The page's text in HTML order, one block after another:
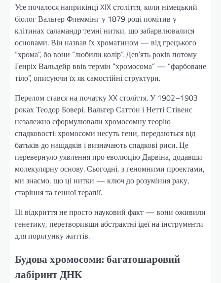
Усе почалося наприкінці XIX століття, коли німецький
біолог Вальтер Флеммінг у 1879 році помітив у
клітинах саламандр темні нитки, що забарвлювалися
основами. Він назвав їх хроматином — від грецького
“хрома”, бо вони “любили колір”. Дев’ять років потому
Генріх Вальдейр ввів термін “хромосома” — “фарбоване
тіло”, описуючи їх як самостійні структури.
Перелом стався на початку XX століття. У 1902–1903
роках Теодор Бовері, Вальтер Саттон і Нетті Стівенс
незалежно сформулювали хромосомну теорію
спадковості: хромосоми несуть гени, передаються від
батьків до нащадків і визначають спадкові риси. Це
перевернуло уявлення про еволюцію Дарвіна, додавши
молекулярну основу. Сьогодні, з геномними проектами,
ми знаємо, що ці нитки — ключ до розуміння раку,
старіння та генної терапії.
Ці відкриття не просто науковий факт — вони оживили
генетику, перетворивши абстрактні ідеї на інструменти
для порятунку життів.
Будова хромосоми: багатошаровий
лабіринт ДНК